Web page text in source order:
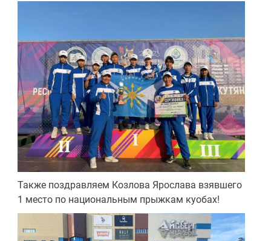
Также поздравляем Козлова Ярослава взявшего
1 место по национальным прыжкам куобах!